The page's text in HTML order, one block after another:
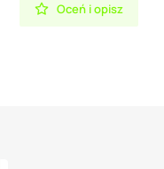
Oceń i opisz